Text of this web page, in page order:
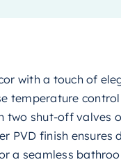
with a touch of
temperature
two shut-off valves
PVD finish
a seamless